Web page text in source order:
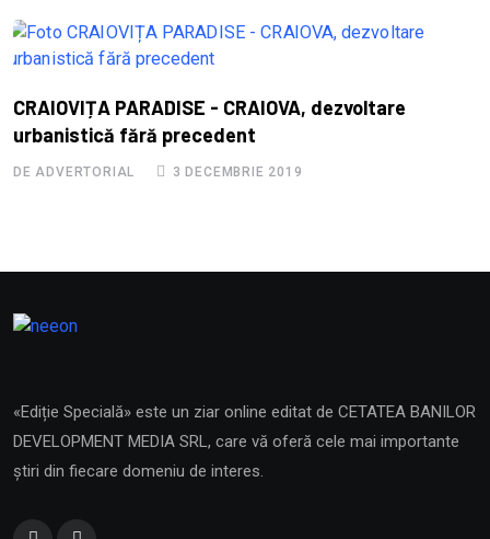
CRAIOVIȚA PARADISE - CRAIOVA, dezvoltare
urbanistică fără precedent
DE ADVERTORIAL 3 DECEMBRIE 2019
«Ediție Specială» este un ziar online editat de CETATEA BANILOR
DEVELOPMENT MEDIA SRL, care vă oferă cele mai importante
știri din fiecare domeniu de interes.